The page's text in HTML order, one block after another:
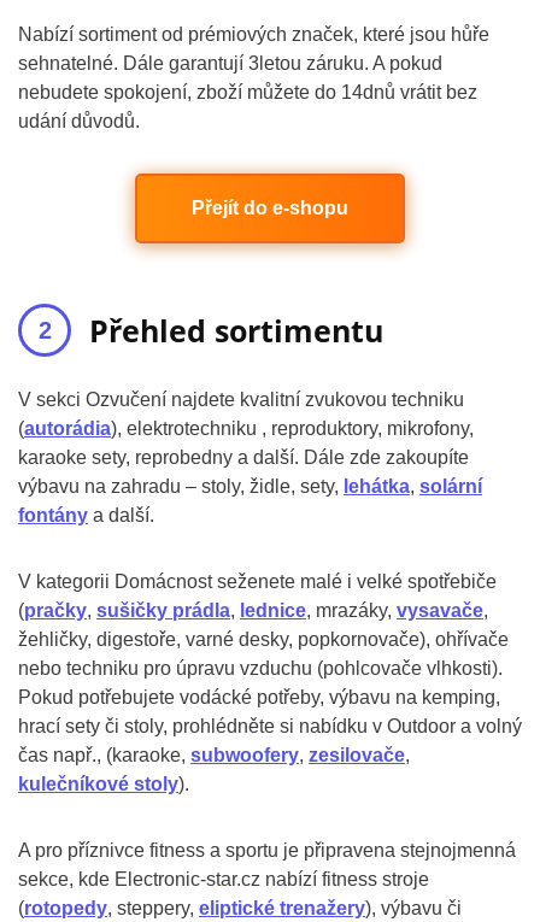
Nabízí sortiment od prémiových značek, které jsou hůře
sehnatelné. Dále garantují 3letou záruku. A pokud
nebudete spokojení, zboží můžete do 14dnů vrátit bez
udání důvodů.
Přejít do e-shopu
Přehled sortimentu
V sekci Ozvučení najdete kvalitní zvukovou techniku
(autorádia), elektrotechniku , reproduktory, mikrofony,
karaoke sety, reprobedny a další. Dále zde zakoupíte
výbavu na zahradu – stoly, židle, sety, lehátka, solární
fontány a další.
V kategorii Domácnost seženete malé i velké spotřebiče
(pračky, sušičky prádla, lednice, mrazáky, vysavače,
žehličky, digestoře, varné desky, popkornovače), ohřívače
nebo techniku pro úpravu vzduchu (pohlcovače vlhkosti).
Pokud potřebujete vodácké potřeby, výbavu na kemping,
hrací sety či stoly, prohlédněte si nabídku v Outdoor a volný
čas např., (karaoke, subwoofery, zesilovače,
kulečníkové stoly).
A pro příznivce fitness a sportu je připravena stejnojmenná
sekce, kde Electronic-star.cz nabízí fitness stroje
(rotopedy, steppery, eliptické trenažery), výbavu či